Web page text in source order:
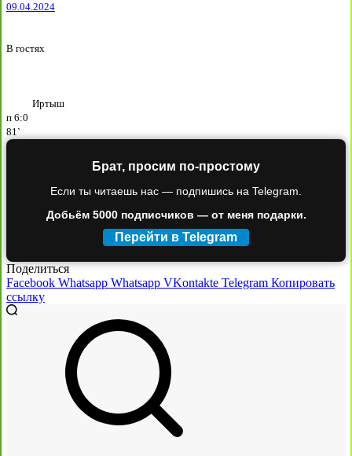
09.04.2024
В гостях
Иртыш
п 6:0
81`
Брат, просим по-простому
Если ты читаешь нас — подпишись на Telegram.
Добьём 5000 подписчиков — от меня подарки.
Перейти в Telegram
Поделиться
Facebook Whatsapp Whatsapp VKontakte Telegram Копировать
ссылку